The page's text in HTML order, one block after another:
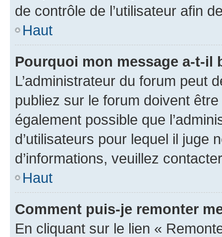
de contrôle de l’utilisateur afin
Haut
Pourquoi mon message a-t-il
L’administrateur du forum peut
publiez sur le forum doivent
également possible que
d’utilisateurs pour lequel il juge
d’informations, veuillez
Haut
Comment puis-je remonter
En cliquant sur le lien «